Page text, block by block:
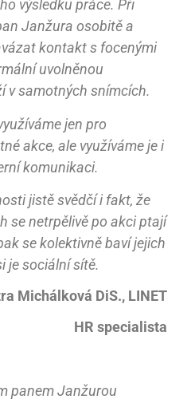
výsledku práce. Při
Janžura osobitě a
kontakt s focenými
uvolněnou
v samotných snímcích.
jen pro
akce, ale využíváme je i
komunikaci.
jistě svědčí i fakt, že
se netrpělivě po akci ptají
se kolektivně baví jejich
je sociální sítě.
Michálková DiS., LINET
HR specialista
panem Janžurou